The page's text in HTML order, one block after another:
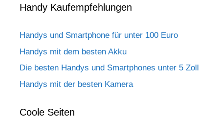
Handy Kaufempfehlungen
Handys und Smartphone für unter 100 Euro
Handys mit dem besten Akku
Die besten Handys und Smartphones unter 5 Zoll
Handys mit der besten Kamera
Coole Seiten